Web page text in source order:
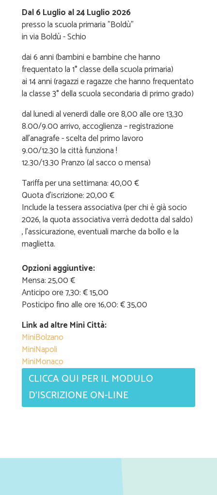
Dal 6 Luglio al 24 Luglio 2026
presso la scuola primaria "Boldù"
in via Boldù - Schio
dai 6 anni (bambini e bambine che hanno
frequentato la 1° classe della scuola primaria)
ai 14 anni (ragazzi e ragazze che hanno frequentato
la classe 3° della scuola secondaria di primo grado)
​dal lunedi al venerdi dalle ore 8,00 alle ore 13,30
8.00/9.00 arrivo, accoglienza – registrazione
all'anagrafe - scelta del primo lavoro
9.00/12.30 la città funziona !
12.30/13.30 Pranzo (al sacco o mensa)
Tariffa per una settimana: 40,00 €
Quota d'iscrizione: 20,00 €
Include la tessera associativa (per chi è già socio
2026, la quota associativa verrà dedotta dal saldo)
, l'assicurazione, eventuali marche da bollo e la
maglietta.
Opzioni aggiuntive:
Mensa: 25,00 €
Anticipo ore 7,30: € 15,00
Posticipo fino alle ore 16,00: € 35,00
Link ad altre Mini Città:
MiniBolzano
MiniNapoli
MiniMonaco ​
CLICCA QUI PER IL MODULO
D'ISCRIZIONE ON-LINE